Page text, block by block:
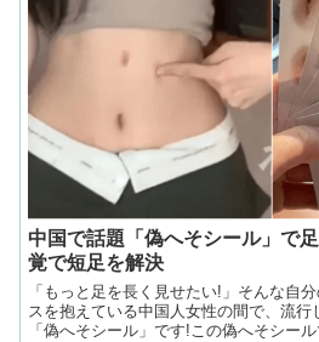
中国で話題「偽へそシール」で
覚で短足を解決
「もっと足を長く見せたい!」そんな自
スを抱えている中国人女性の間で、流
「偽へそシール」です!この偽へそシー